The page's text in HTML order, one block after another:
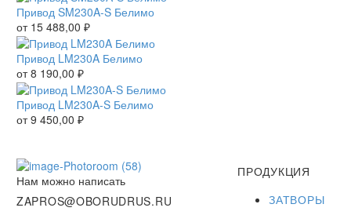
Привод SM230A-S Белимо
от 15 488,00 ₽
Привод LM230A Белимо
от8 190,00 ₽
Привод LM230A-S Белимо
от9 450,00 ₽
Нам можно написать
ZAPROS@OBORUDRUS.RU
ПРОДУКЦИЯ
ЗАТВОРЫ